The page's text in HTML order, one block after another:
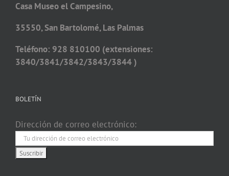
Casa Museo el Campesino,
35550, San Bartolomé, Las Palmas
Teléfono: 928 810100 (extensiones:
3840/3841/3842/3843/3844 )
BOLETÍN
Dirección de correo electrónico: